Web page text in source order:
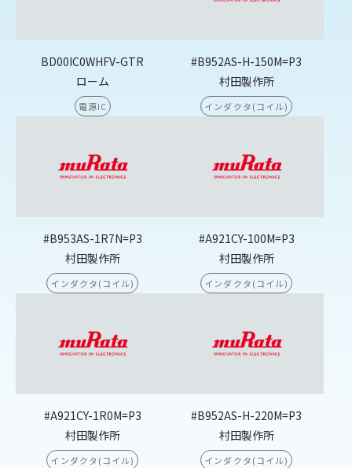
BD00IC0WHFV-GTR
ローム
電源IC
#B952AS-H-150M=P3
村田製作所
インダクタ(コイル)
#B953AS-1R7N=P3
村田製作所
インダクタ(コイル)
#A921CY-100M=P3
村田製作所
インダクタ(コイル)
#A921CY-1R0M=P3
村田製作所
インダクタ(コイル)
#B952AS-H-220M=P3
村田製作所
インダクタ(コイル)